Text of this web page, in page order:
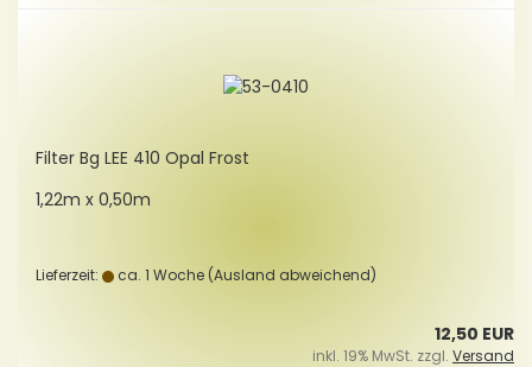
Fil­ter Bg LEE 410 Opal Frost
1,22m x 0,50m
Lieferzeit: ca. 1 Woche (Ausland abweichend)
12,50 EUR
inkl. 19% MwSt. zzgl. Versand